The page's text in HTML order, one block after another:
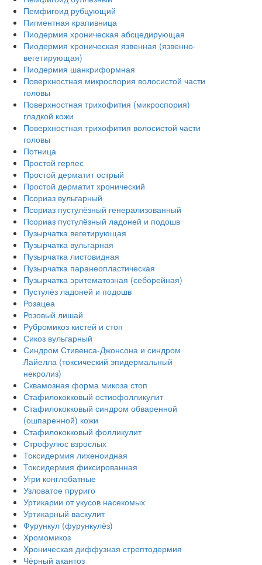
Пемфигоид рубцующий
Пигментная крапивница
Пиодермия хроническая абсцедирующая
Пиодермия хроническая язвенная (язвенно-
вегетирующая)
Пиодермия шанкриформная
Поверхностная микроспория волосистой части
головы
Поверхностная трихофития (микроспория)
гладкой кожи
Поверхностная трихофития волосистой части
головы
Потница
Простой герпес
Простой дерматит острый
Простой дерматит хронический
Псориаз вульгарный
Псориаз пустулёзный генерализованный
Псориаз пустулёзный ладоней и подошв
Пузырчатка вегетирующая
Пузырчатка вульгарная
Пузырчатка листовидная
Пузырчатка паранеопластическая
Пузырчатка эритематозная (себорейная)
Пустулёз ладоней и подошв
Розацеа
Розовый лишай
Рубромикоз кистей и стоп
Сикоз вульгарный
Синдром Стивенса-Джонсона и синдром
Лайелла (токсический эпидермальный
некролиз)
Сквамозная форма микоза стоп
Стафилококковый остиофолликулит
Стафилококковый синдром обваренной
(ошпаренной) кожи
Стафилококковый фолликулит
Строфулюс взрослых
Токсидермия лихеноидная
Токсидермия фиксированная
Угри конглобатные
Узловатое пруриго
Уртикарии от укусов насекомых
Уртикарный васкулит
Фурункул (фурункулёз)
Хромомикоз
Хроническая диффузная стрептодермия
Чёрный акантоз